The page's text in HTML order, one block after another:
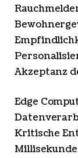
Akzeptanz
Edge
Kritische